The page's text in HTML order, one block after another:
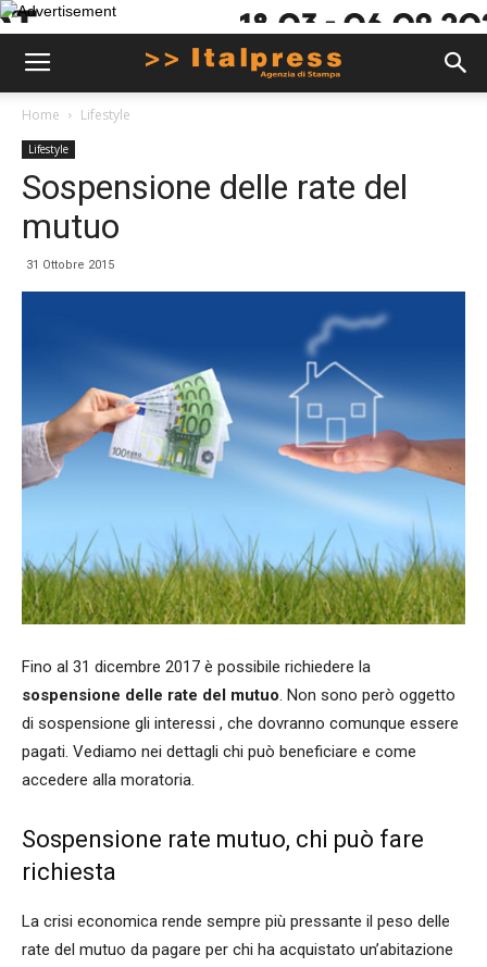
Home Lifestyle
Lifestyle
Sospensione delle rate del
mutuo
31 Ottobre 2015
Fino al 31 dicembre 2017 è possibile richiedere la
sospensione delle rate del mutuo. Non sono però oggetto
di sospensione gli interessi , che dovranno comunque essere
pagati. Vediamo nei dettagli chi può beneficiare e come
accedere alla moratoria.
Sospensione rate mutuo, chi può fare
richiesta
La crisi economica rende sempre più pressante il peso delle
rate del mutuo da pagare per chi ha acquistato un’abitazione